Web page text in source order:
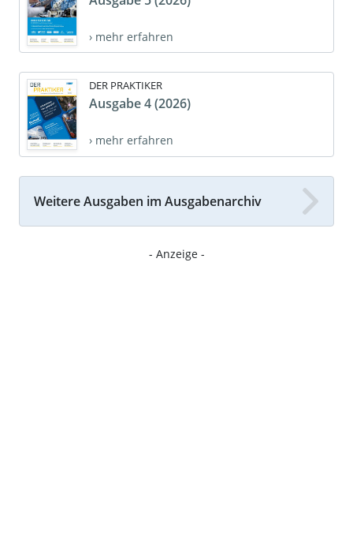
› mehr erfahren
DER PRAKTIKER
Ausgabe 4 (2026)
› mehr erfahren
Weitere Ausgaben im Ausgabenarchiv
- Anzeige -